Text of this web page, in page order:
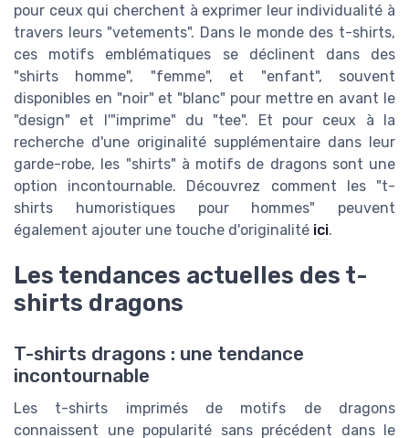
pour ceux qui cherchent à exprimer leur individualité à
travers leurs "vetements". Dans le monde des t-shirts,
ces motifs emblématiques se déclinent dans des
"shirts homme", "femme", et "enfant", souvent
disponibles en "noir" et "blanc" pour mettre en avant le
"design" et l'"imprime" du "tee". Et pour ceux à la
recherche d'une originalité supplémentaire dans leur
garde-robe, les "shirts" à motifs de dragons sont une
option incontournable. Découvrez comment les "t-
shirts humoristiques pour hommes" peuvent
également ajouter une touche d'originalité ici.
Les tendances actuelles des t-
shirts dragons
T-shirts dragons : une tendance
incontournable
Les t-shirts imprimés de motifs de dragons
connaissent une popularité sans précédent dans le